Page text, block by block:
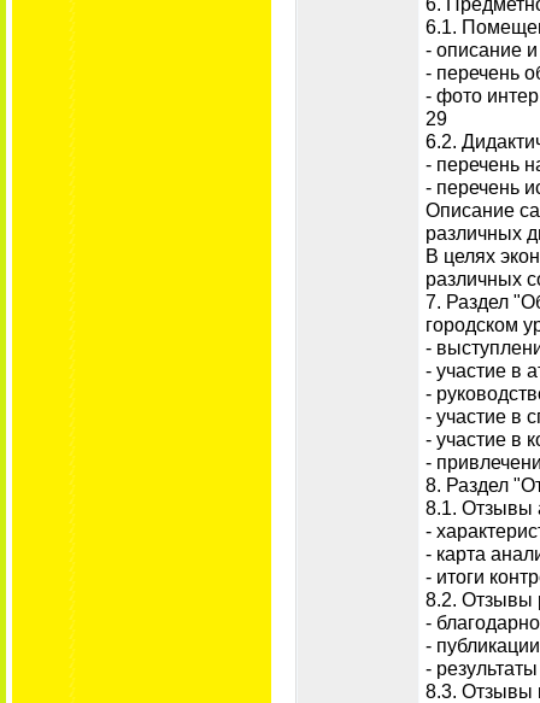
6.1.
- описание
- перечень
- фото
29
6.2.
- перечень
- перечень
Описание
различных
В целях
различных
7. Раздел
городском
-
- участие в
-
- участие в
- участие в
-
8. Раздел
8.1. Отзывы
-
- карта
- итоги
8.2. Отзывы
-
-
-
8.3. Отзывы